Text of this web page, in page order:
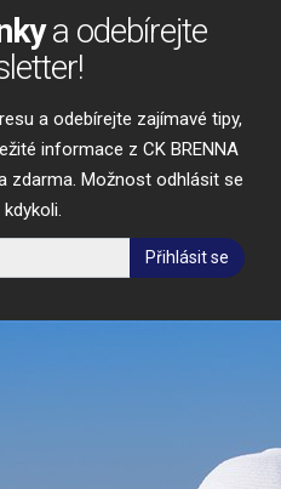
a odebírejte
a odebírejte zajímavé tipy,
informace z CK BRENNA
zdarma. Možnost odhlásit se
Přihlásit se